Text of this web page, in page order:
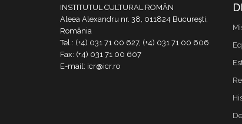
INSTITUTUL CULTURAL ROMÂN
Aleea Alexandru nr. 38, 011824 București,
România
Tel.: (+4) 031 71 00 627, (+4) 031 71 00 606
Fax: (+4) 031 71 00 607
E-mail: icr@icr.ro